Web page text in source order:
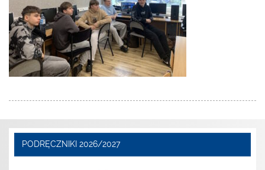
PODRĘCZNIKI 2026/2027